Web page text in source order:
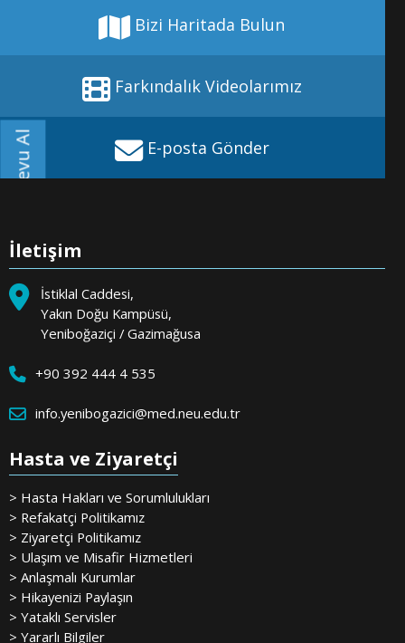
Bizi Haritada Bulun
Randevu Al
Farkındalık Videolarımız
E-posta Gönder
İletişim
İstiklal Caddesi,
Yakın Doğu Kampüsü,
Yeniboğaziçi / Gazimağusa
+90 392 444 4 535
info.yenibogazici@med.neu.edu.tr
Hasta ve Ziyaretçi
> Hasta Hakları ve Sorumlulukları
> Refakatçi Politikamız
> Ziyaretçi Politikamız
> Ulaşım ve Misafir Hizmetleri
> Anlaşmalı Kurumlar
> Hikayenizi Paylaşın
> Yataklı Servisler
> Yararlı Bilgiler